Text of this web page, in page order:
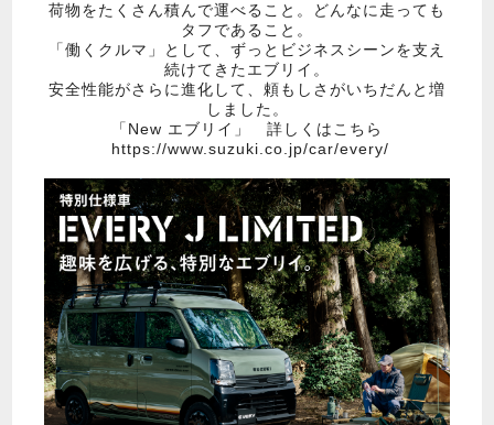
荷物をたくさん積んで運べること。どんなに走っても
タフであること。
「働くクルマ」として、ずっとビジネスシーンを支え
続けてきたエブリイ。
安全性能がさらに進化して、頼もしさがいちだんと増
しました。
「New エブリイ」 詳しくはこちら
https://www.suzuki.co.jp/car/every/